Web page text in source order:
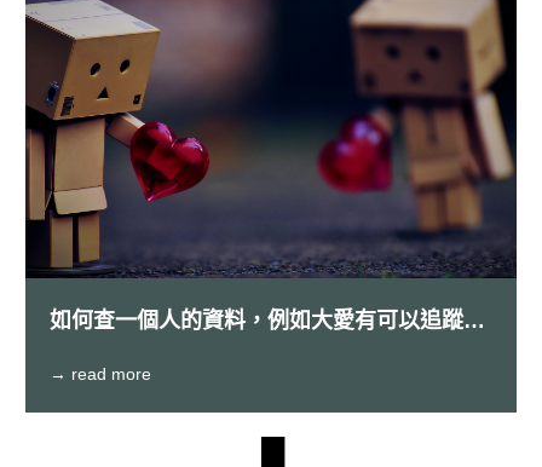
如何查一個人的資料，例如大愛有可以追蹤車
→ read more